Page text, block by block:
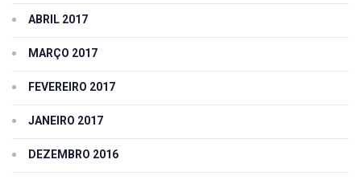
ABRIL 2017
MARÇO 2017
FEVEREIRO 2017
JANEIRO 2017
DEZEMBRO 2016